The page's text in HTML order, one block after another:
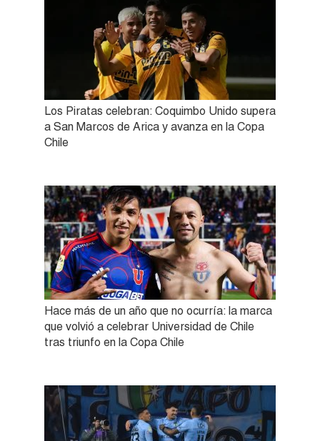
Los Piratas celebran: Coquimbo Unido supera
a San Marcos de Arica y avanza en la Copa
Chile
Hace más de un año que no ocurría: la marca
que volvió a celebrar Universidad de Chile
tras triunfo en la Copa Chile